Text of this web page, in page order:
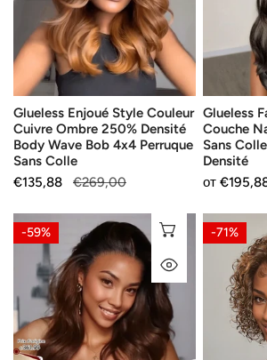
Ombre
250%
Densité
Body
Wave
Bob
4x4
Perruque
Colle
Glueless Enjoué Style Couleur
Cuivre Ombre 250% Densité
Body Wave Bob 4x4 Perruque
Sans Colle
Продажна
€135,88
Редовна
€269,00
Perruque
5x5
Colle
Ondulé
250%
Densité
Glueless
Couche
Sans
Densité
Продажна
от
Редовна
Glueless
Quotidien
Couleur
Ombre
Marron
13x4
Perruque
-59% ИЗБЕРЕТЕ
БЪРЗ
13x4
Glueless
Mèches
Brunes/Noir
Perruque
-71%